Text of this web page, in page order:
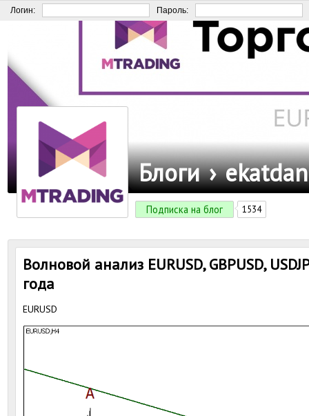
Логин: Пароль:
Блоги ›
Подписка на блог 1534
Волновой анализ EURUSD, GBPUSD,
года
EURUSD